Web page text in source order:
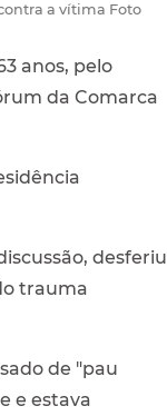
a vítima Foto
anos, pelo
da Comarca
desferiu
trauma
de "pau
e estava